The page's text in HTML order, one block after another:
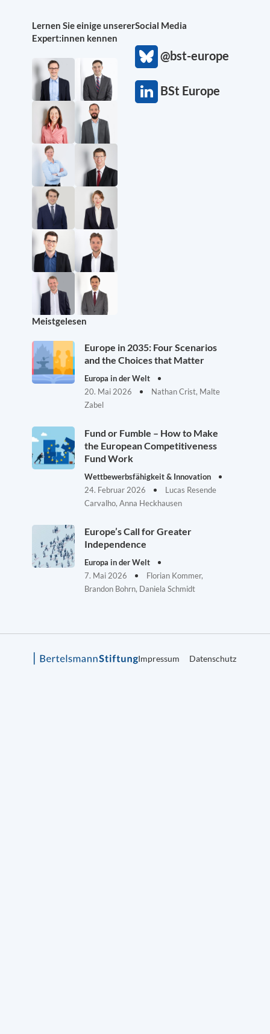
Lernen Sie einige unserer
Expert:innen kennen
Social Media
@bst-europe
BSt Europe
Meistgelesen
Europe in 2035: Four Scenarios
and the Choices that Matter
Europa in der Welt
20. Mai 2026
Nathan Crist, Malte
Zabel
Fund or Fumble – How to Make
the European Competitiveness
Fund Work
Wettbewerbsfähigkeit & Innovation
24. Februar 2026
Lucas Resende
Carvalho, Anna Heckhausen
Europe’s Call for Greater
Independence
Europa in der Welt
7. Mai 2026
Florian Kommer,
Brandon Bohrn, Daniela Schmidt
Impressum Datenschutz